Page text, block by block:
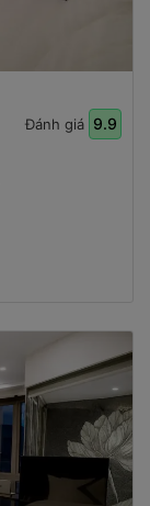
Đánh giá 9.9